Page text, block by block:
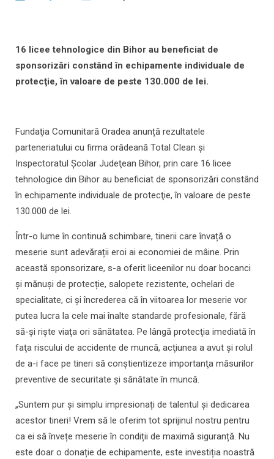
16 licee tehnologice din Bihor au beneficiat de
sponsorizări constând în echipamente individuale de
protecţie, în valoare de peste 130.000 de lei.
Fundaţia Comunitară Oradea anunță rezultatele
parteneriatului cu firma orădeană Total Clean şi
Inspectoratul Şcolar Judeţean Bihor, prin care 16 licee
tehnologice din Bihor au beneficiat de sponsorizări constând
în echipamente individuale de protecţie, în valoare de peste
130.000 de lei.
Într-o lume în continuă schimbare, tinerii care învață o
meserie sunt adevărații eroi ai economiei de mâine. Prin
această sponsorizare, s-a oferit liceenilor nu doar bocanci
şi mănuşi de protecție, salopete rezistente, ochelari de
specialitate, ci și încrederea că în viitoarea lor meserie vor
putea lucra la cele mai înalte standarde profesionale, fără
să-şi rişte viaţa ori sănătatea. Pe lângă protecţia imediată în
faţa riscului de accidente de muncă, acţiunea a avut şi rolul
de a-i face pe tineri să conştientizeze importanţa măsurilor
preventive de securitate şi sănătate în muncă.
„Suntem pur și simplu impresionați de talentul și dedicarea
acestor tineri! Vrem să le oferim tot sprijinul nostru pentru
ca ei să învețe meserie în condiții de maximă siguranță. Nu
este doar o donație de echipamente, este investiția noastră